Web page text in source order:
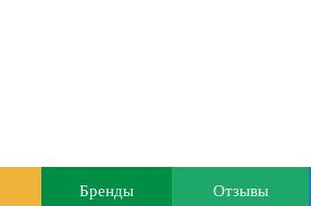
Бренды Отзывы